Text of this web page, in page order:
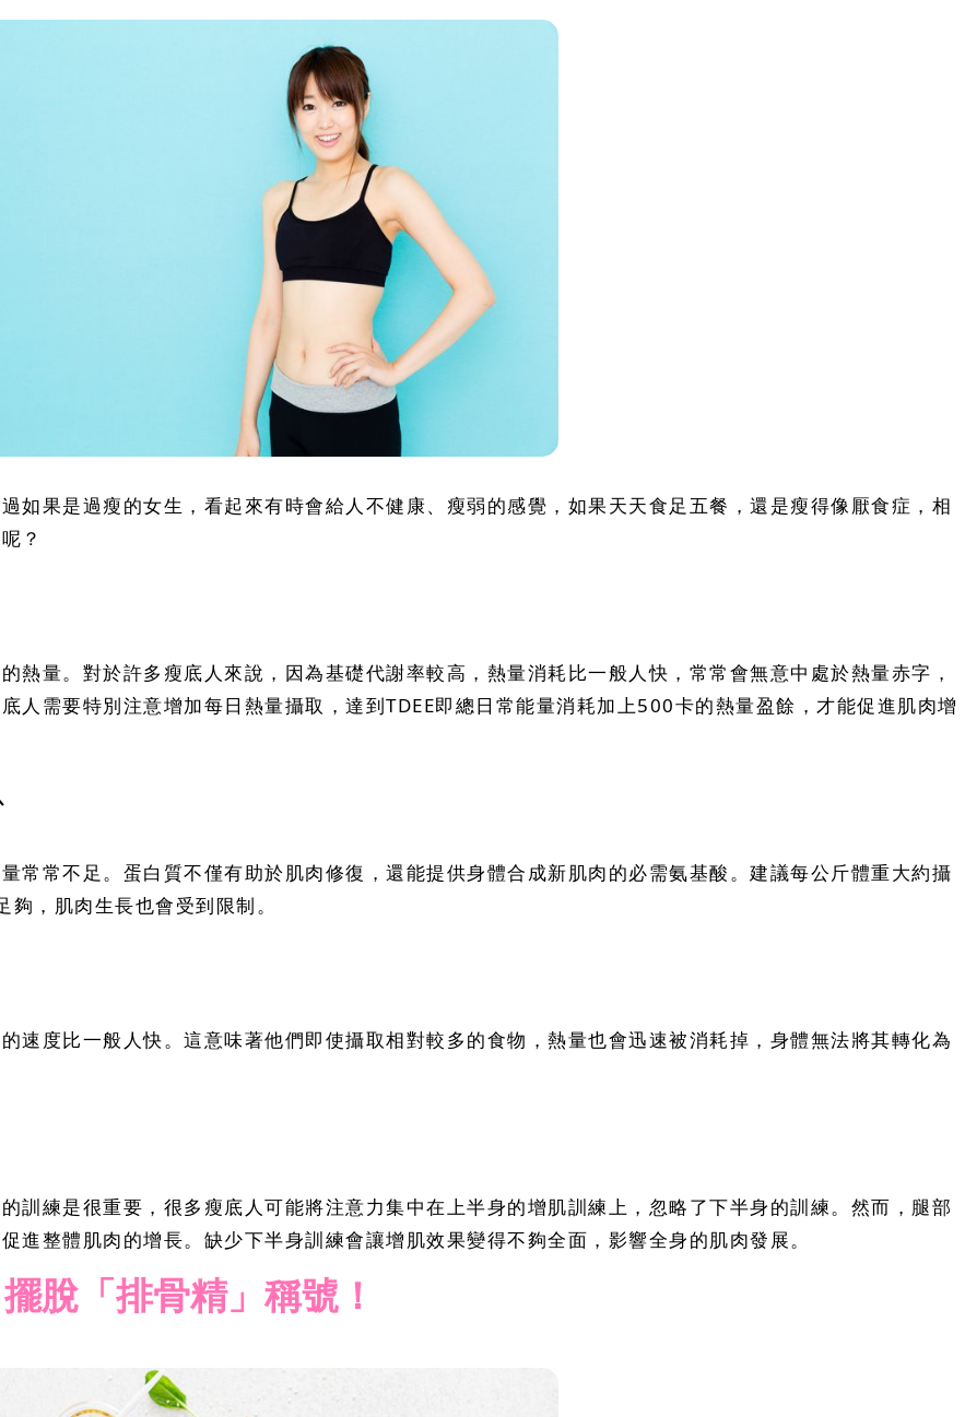
如果是過瘦的女生，看起來有時會給人不健康、瘦弱的感覺，如果天天食足五餐，還是瘦得像厭食症，相
？
熱量。對於許多瘦底人來說，因為基礎代謝率較高，熱量消耗比一般人快，常常會無意中處於熱量赤字，
人需要特別注意增加每日熱量攝取，達到TDEE即總日常能量消耗加上500卡的熱量盈餘，才能促進肌肉增
常常不足。蛋白質不僅有助於肌肉修復，還能提供身體合成新肌肉的必需氨基酸。建議每公斤體重大約攝
，肌肉生長也會受到限制。
速度比一般人快。這意味著他們即使攝取相對較多的食物，熱量也會迅速被消耗掉，身體無法將其轉化為
訓練是很重要，很多瘦底人可能將注意力集中在上半身的增肌訓練上，忽略了下半身的訓練。然而，腿部
整體肌肉的增長。缺少下半身訓練會讓增肌效果變得不夠全面，影響全身的肌肉發展。
脫「排骨精」稱號！